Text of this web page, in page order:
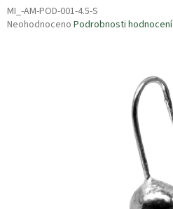
MI_-AM-POD-001-4.5-S
Průměrné
Neohodnoceno Podrobnosti hodnocení